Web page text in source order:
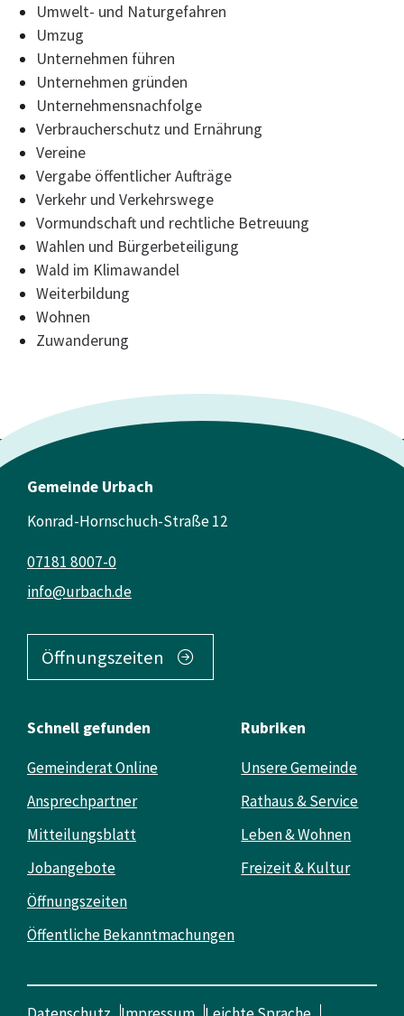
Umwelt- und Naturgefahren
Umzug
Unternehmen führen
Unternehmen gründen
Unternehmensnachfolge
Verbraucherschutz und Ernährung
Vereine
Vergabe öffentlicher Aufträge
Verkehr und Verkehrswege
Vormundschaft und rechtliche Betreuung
Wahlen und Bürgerbeteiligung
Wald im Klimawandel
Weiterbildung
Wohnen
Zuwanderung
Gemeinde Urbach
Konrad-Hornschuch-Straße 12
info@urbach.de
07181 8007-0
Öffnungszeiten
Schnell gefunden
Gemeinderat Online
Ansprechpartner
Mitteilungsblatt
Jobangebote
Öffnungszeiten
Öffentliche Bekanntmachungen
Rubriken
Unsere Gemeinde
Rathaus & Service
Leben & Wohnen
Freizeit & Kultur